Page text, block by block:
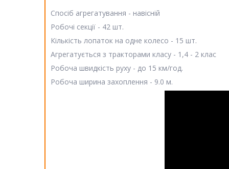
Спосіб агрегатування - навісній
Робочі секції - 42 шт.
Кількість лопаток на одне колесо - 15 шт.
Агрегатується з тракторами класу - 1,4 - 2 клас
Робоча швидкість руху - до 15 км/год.
Робоча ширина захоплення - 9.0 м.